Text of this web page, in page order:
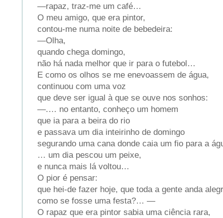
—rapaz, traz-me um café…
O meu amigo, que era pintor,
contou-me numa noite de bebedeira:
—Olha,
quando chega domingo,
não há nada melhor que ir para o futebol…
E como os olhos se me enevoassem de água,
continuou com uma voz
que deve ser igual à que se ouve nos sonhos:
—.… no entanto, conheço um homem
que ia para a beira do rio
e passava um dia inteirinho de domingo
segurando uma cana donde caia um fio para a
… um dia pescou um peixe,
e nunca mais lá voltou…
O pior é pensar:
que hei-de fazer hoje, que toda a gente anda
como se fosse uma festa?… —
O rapaz que era pintor sabia uma ciência rara,